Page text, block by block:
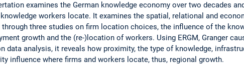
examines the German knowledge economy over two decades
workers locate. It examines the spatial, relational and
three studies on firm location choices, the influence of the
growth and the (re-)location of workers. Using ERGM, Granger
data analysis, it reveals how proximity, the type of knowledge,
influence where firms and workers locate, thus, regional growth.